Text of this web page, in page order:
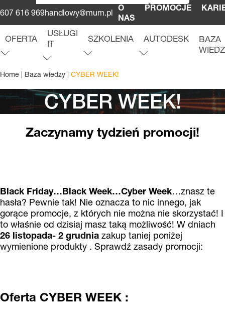
607 616 969handlowy@mum.pl O
NAS
PROMOCJE
OFERTA
USŁUGI
IT
U
s
ł
u
g
i
I
T
r
o
z
w
i
ń
m
e
n
u
SZKOLENIA
S
z
k
o
l
e
n
i
a
r
o
z
w
i
ń
m
e
n
AUTODESK
BAZA
Home | Baza wiedzy | CYBER WEEK!
CYBER WEEK!
Zaczynamy tydzień promocji!
Black Friday…Black Week…Cyber Week…znasz te
hasła? Pewnie tak! Nie oznacza to nic innego, jak
gorące promocje, z których nie można nie skorzystać! I
to właśnie od dzisiaj masz taką możliwość! W dniach
26 listopada- 2 grudnia zakup taniej poniżej
wymienione produkty . Sprawdź zasady promocji:
Oferta CYBER WEEK :